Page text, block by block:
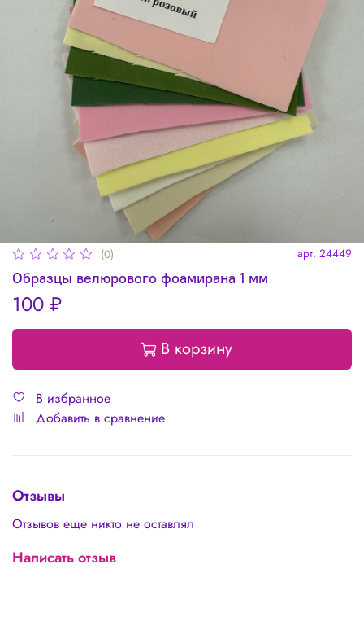
(0) арт. 24449
Образцы велюрового фоамирана 1 мм
100 ₽
В корзину
В избранное
Добавить в сравнение
Отзывы
Отзывов еще никто не оставлял
Написать отзыв